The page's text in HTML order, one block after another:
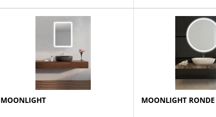
MOONLIGHT MOONLIGHT RONDE